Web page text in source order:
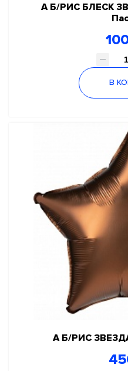
А Б/РИС БЛЕСК
В
А Б/РИС